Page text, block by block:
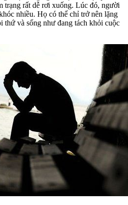
trạng rất dễ rơi xuống. Lúc đó, người
nhiều. Họ có thể chỉ trở nên lặng
thứ và sống như đang tách khỏi cuộc